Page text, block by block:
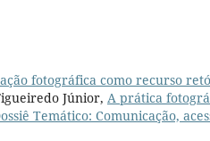
fotográfica como recurso
Júnior, A prática
Temático: Comunicação,